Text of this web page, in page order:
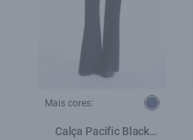
Mais cores:
Calça Pacific Black